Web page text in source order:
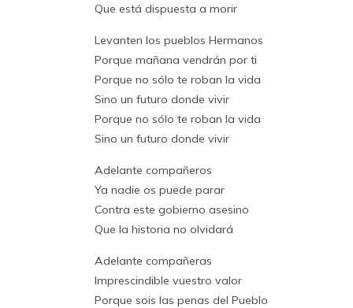
Que está dispuesta a morir
Levanten los pueblos Hermanos
Porque mañana vendrán por ti
Porque no sólo te roban la vida
Sino un futuro donde vivir
Porque no sólo te roban la vida
Sino un futuro donde vivir
Adelante compañeros
Ya nadie os puede parar
Contra este gobierno asesino
Que la historia no olvidará
Adelante compañeras
Imprescindible vuestro valor
Porque sois las penas del Pueblo